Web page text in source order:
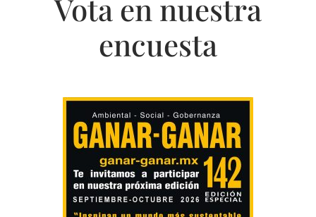
Vota en nuestra
encuesta